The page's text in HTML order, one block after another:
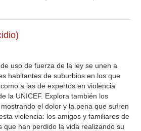
Y COMUNITARIO
uso de fuerza de la ley se unen a
habitantes de suburbios en los que
a las de expertos en violencia
la UNICEF. Explora también los
el dolor y la pena que sufren
violencia: los amigos y familiares de
que han perdido la vida realizando su